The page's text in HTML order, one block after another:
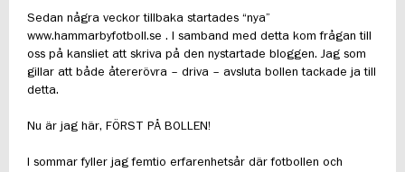
Sedan några veckor tillbaka startades “nya”
www.hammarbyfotboll.se . I samband med detta kom frågan till
oss på kansliet att skriva på den nystartade bloggen. Jag som
gillar att både återerövra – driva – avsluta bollen tackade ja till
detta.
Nu är jag här, FÖRST PÅ BOLLEN!
I sommar fyller jag femtio erfarenhetsår där fotbollen och